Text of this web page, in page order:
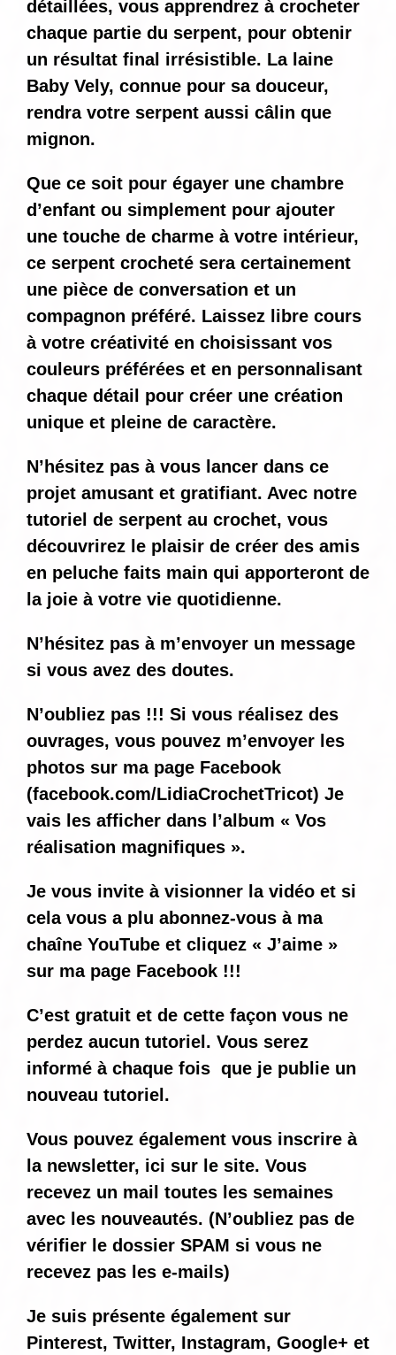
détaillées, vous apprendrez à crocheter
chaque partie du serpent, pour obtenir
un résultat final irrésistible. La laine
Baby Vely, connue pour sa douceur,
rendra votre serpent aussi câlin que
mignon.
Que ce soit pour égayer une chambre
d’enfant ou simplement pour ajouter
une touche de charme à votre intérieur,
ce serpent crocheté sera certainement
une pièce de conversation et un
compagnon préféré. Laissez libre cours
à votre créativité en choisissant vos
couleurs préférées et en personnalisant
chaque détail pour créer une création
unique et pleine de caractère.
N’hésitez pas à vous lancer dans ce
projet amusant et gratifiant. Avec notre
tutoriel de serpent au crochet, vous
découvrirez le plaisir de créer des amis
en peluche faits main qui apporteront de
la joie à votre vie quotidienne.
N’hésitez pas à m’envoyer un message
si vous avez des doutes.
N’oubliez pas !!! Si vous réalisez des
ouvrages, vous pouvez m’envoyer les
photos sur ma page Facebook
(facebook.com/LidiaCrochetTricot) Je
vais les afficher dans l’album « Vos
réalisation magnifiques ».
Je vous invite à visionner la vidéo et si
cela vous a plu abonnez-vous à ma
chaîne YouTube et cliquez « J’aime »
sur ma page Facebook !!!
C’est gratuit et de cette façon vous ne
perdez aucun tutoriel. Vous serez
informé à chaque fois que je publie un
nouveau tutoriel.
Vous pouvez également vous inscrire à
la newsletter, ici sur le site. Vous
recevez un mail toutes les semaines
avec les nouveautés. (N’oubliez pas de
vérifier le dossier SPAM si vous ne
recevez pas les e-mails)
Je suis présente également sur
Pinterest, Twitter, Instagram, Google+ et